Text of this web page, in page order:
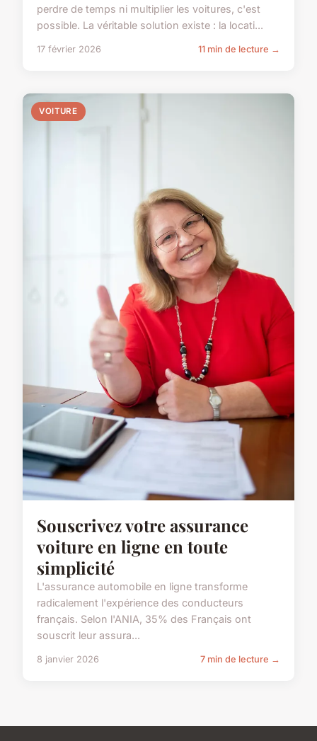
perdre de temps ni multiplier les voitures, c'est
possible. La véritable solution existe : la locati...
17 février 2026 11 min de lecture →
VOITURE
Souscrivez votre assurance
voiture en ligne en toute
simplicité
L'assurance automobile en ligne transforme
radicalement l'expérience des conducteurs
français. Selon l'ANIA, 35% des Français ont
souscrit leur assura...
8 janvier 2026 7 min de lecture →